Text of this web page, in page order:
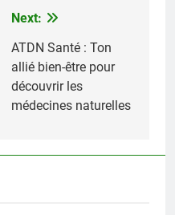
Next:
ATDN Santé : Ton
allié bien-être pour
découvrir les
médecines naturelles